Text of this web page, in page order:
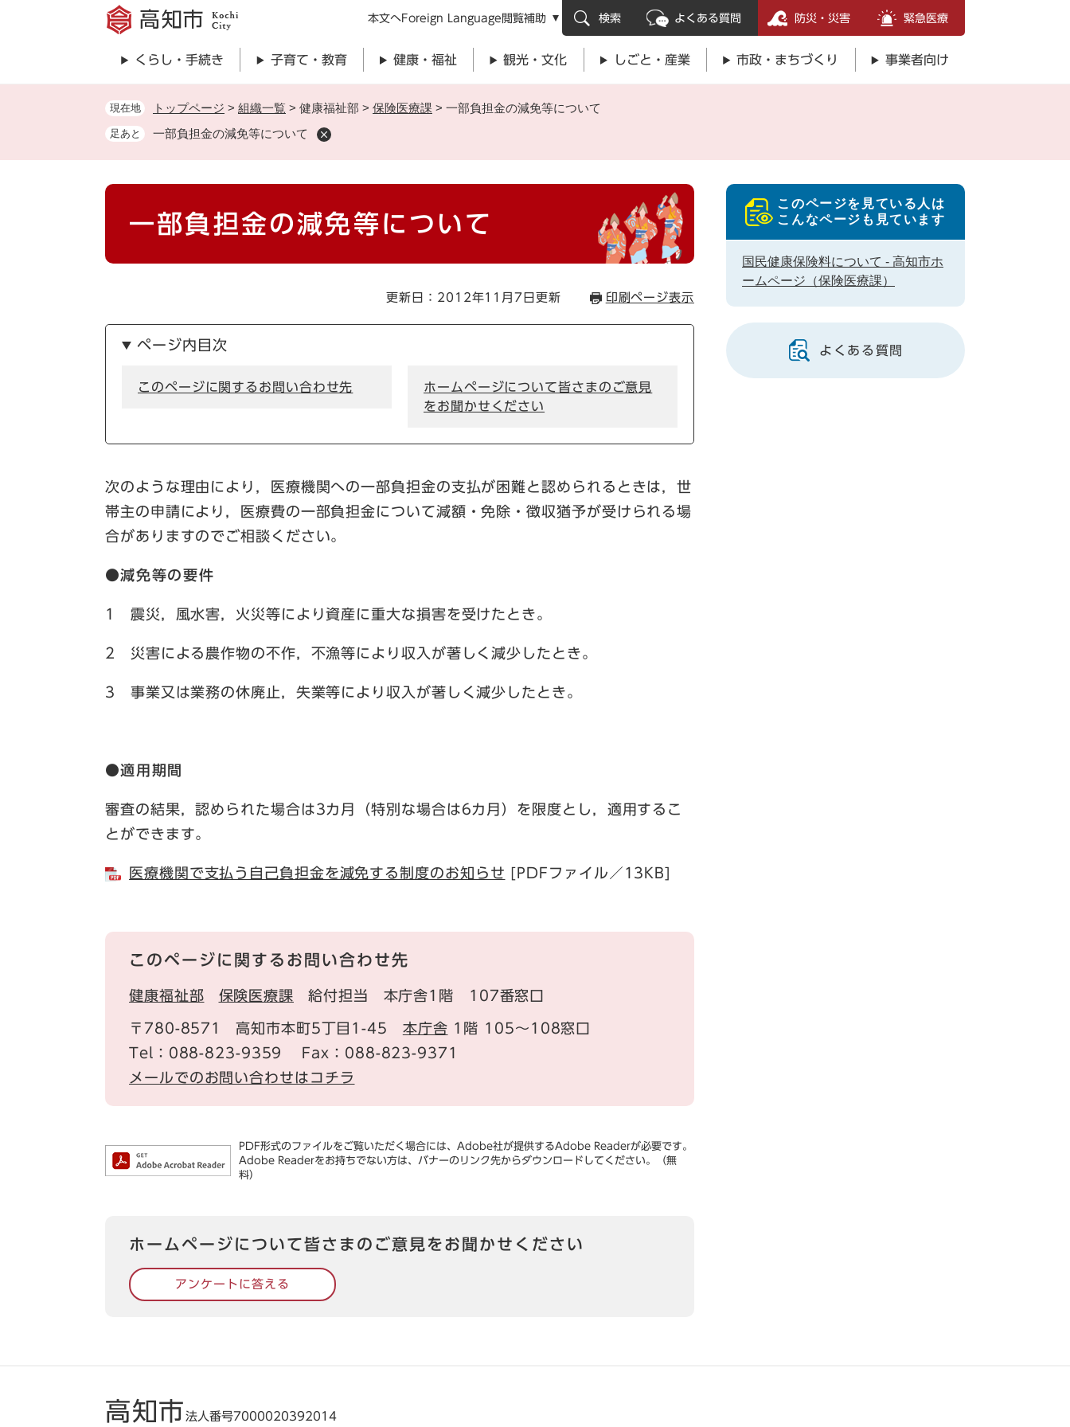
先
。
メニューを飛ばして本文へ
本文へForeign Language 閲覧補助 検索 よくある質問 防災・災害 緊急医療
くらし・手続き 子育て・教育 健康・福祉 観光・文化 しごと・産業 市政・まちづくり 事業者向け
現在地 トップページ > 組織一覧 > 健康福祉部 > 保険医療課 > 一部負担金の減免等について
足あと 一部負担金の減免等について
本
一部負担金の減免等について
更新日：2012年11月7日更新 印刷ページ表示
ページ内目次
このページに関するお問い合わせ先
ホームページについて皆さまのご意見
をお聞かせください
次のような理由により，医療機関への一部負担金の支払が困難と認められるときは，世
帯主の申請により，医療費の一部負担金について減額・免除・徴収猶予が受けられる場
合がありますのでご相談ください。
●減免等の要件
1 震災，風水害，火災等により資産に重大な損害を受けたとき。
2 災害による農作物の不作，不漁等により収入が著しく減少したとき。
3 事業又は業務の休廃止，失業等により収入が著しく減少したとき。
●適用期間
審査の結果，認められた場合は3カ月（特別な場合は6カ月）を限度とし，適用するこ
とができます。
医療機関で支払う自己負担金を減免する制度のお知らせ [PDFファイル／13KB]
このページに関するお問い合わせ先
健康福祉部 保険医療課 給付担当 本庁舎1階 107番窓口
〒780-8571 高知市本町5丁目1-45 本庁舎 1階 105～108窓口
Tel：088-823-9359
Fax：088-823-9371
メールでのお問い合わせはコチラ
PDF形式のファイルをご覧いただく場合には、Adobe社が提供するAdobe Readerが必要です。
Adobe Readerをお持ちでない方は、バナーのリンク先からダウンロードしてください。（無
料）
ホームページについて皆さまのご意見をお聞かせください
アンケートに答える
このページを見ている人は
こんなページも見ています
国民健康保険料について - 高知市ホ
ームページ（保険医療課）
よくある質問
高知市 法人番号7000020392014